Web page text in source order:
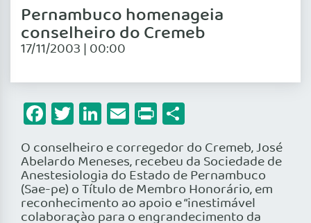
Pernambuco homenageia
conselheiro do Cremeb
17/11/2003 | 00:00
Facebook
Twitter
LinkedIn
Email
Print
O conselheiro e corregedor do Cremeb, José
Abelardo Meneses, recebeu da Sociedade de
Anestesiologia do Estado de Pernambuco
(Sae-pe) o Título de Membro Honorário, em
reconhecimento ao apoio e “inestimável
colaboraçào para o engrandecimento da